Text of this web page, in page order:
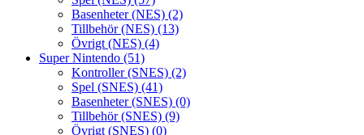
Basenheter (NES) (2)
Tillbehör (NES) (13)
Övrigt (NES) (4)
Super Nintendo (51)
Kontroller (SNES) (2)
Spel (SNES) (41)
Basenheter (SNES) (0)
Tillbehör (SNES) (9)
Övrigt (SNES) (0)